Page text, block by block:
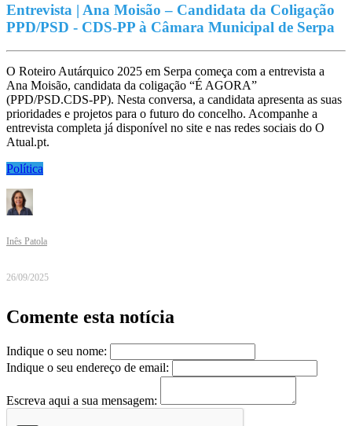
Entrevista | Ana Moisão – Candidata da Coligação
PPD/PSD - CDS-PP à Câmara Municipal de Serpa
O Roteiro Autárquico 2025 em Serpa começa com a entrevista a
Ana Moisão, candidata da coligação “É AGORA”
(PPD/PSD.CDS-PP). Nesta conversa, a candidata apresenta as suas
prioridades e projetos para o futuro do concelho. Acompanhe a
entrevista completa já disponível no site e nas redes sociais do O
Atual.pt.
Política
Inês Patola
26/09/2025
Comente esta notícia
Indique o seu nome:
Indique o seu endereço de email:
Escreva aqui a sua mensagem: